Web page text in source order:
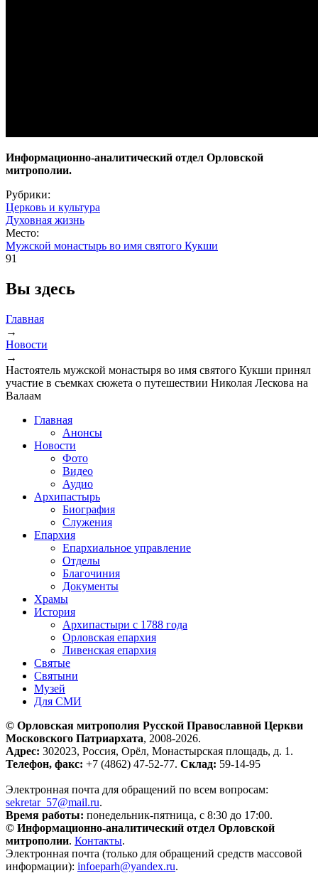
Информационно-аналитический отдел Орловской
митрополии.
Рубрики:
Церковь и культура
Духовная жизнь
Место:
Мужской монастырь во имя святого Кукши
91
Вы здесь
Главная
→
Новости
→
Настоятель мужской монастыря во имя святого Кукши принял
участие в съемках сюжета о путешествии Николая Лескова на
Валаам
Главная
Анонсы
Новости
Фото
Видео
Аудио
Архипастырь
Биография
Служения
Епархия
Епархиальное управление
Отделы
Благочиния
Документы
Храмы
История
Архипастыри с 1788 года
Орловская епархия
Ливенская епархия
Святые
Святыни
Музей
Для СМИ
© Орловская митрополия Русской Православной Церкви
Московского Патриархата, 2008-2026.
Адрес: 302023, Россия, Орёл, Монастырская площадь, д. 1.
Телефон, факс: +7 (4862) 47-52-77. Склад: 59-14-95
Электронная почта для обращений по всем вопросам:
sekretar_57@mail.ru.
Время работы: понедельник-пятница, с 8:30 до 17:00.
© Информационно-аналитический отдел Орловской
митрополии. Контакты.
Электронная почта (только для обращений средств массовой
информации): infoeparh@yandex.ru.